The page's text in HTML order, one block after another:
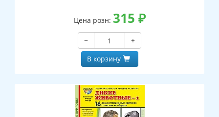
Цена розн: 315 ₽
−
+
В корзину